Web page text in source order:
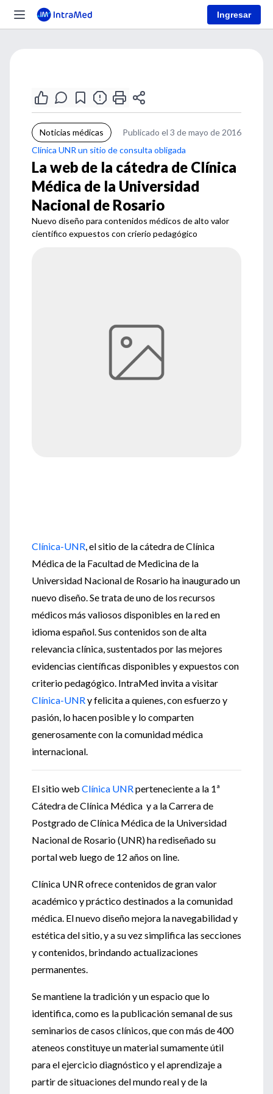
Ingresar
Noticias médicas
Publicado el 3 de mayo de 2016
Clínica UNR un sitio de consulta obligada
La web de la cátedra de Clínica
Médica de la Universidad
Nacional de Rosario
Nuevo diseño para contenidos médicos de alto valor
científico expuestos con crierio pedagógico
Clínica-UNR, el sitio de la cátedra de Clínica
Médica de la Facultad de Medicina de la
Universidad Nacional de Rosario ha inaugurado un
nuevo diseño. Se trata de uno de los recursos
médicos más valiosos disponibles en la red en
idioma español. Sus contenidos son de alta
relevancia clínica, sustentados por las mejores
evidencias científicas disponibles y expuestos con
criterio pedagógico. IntraMed invita a visitar
Clínica-UNRy felicita a quienes, con esfuerzo y
pasión, lo hacen posible y lo comparten
generosamente con la comunidad médica
internacional.
El sitio web Clínica UNRperteneciente a la 1ª
Cátedra de Clínica Médica y a la Carrera de
Postgrado de Clínica Médica de la Universidad
Nacional de Rosario (UNR) ha rediseñado su
portal web luego de 12 años on line.
Clínica UNR ofrece contenidos de gran valor
académico y práctico destinados a la comunidad
médica. El nuevo diseño mejora la navegabilidad y
estética del sitio, y a su vez simplifica las secciones
y contenidos, brindando actualizaciones
permanentes.
Se mantiene la tradición y un espacio que lo
identifica, como es la publicación semanal de sus
seminarios de casos clínicos, que con más de 400
ateneos constituye un material sumamente útil
para el ejercicio diagnóstico y el aprendizaje a
partir de situaciones del mundo real y de la